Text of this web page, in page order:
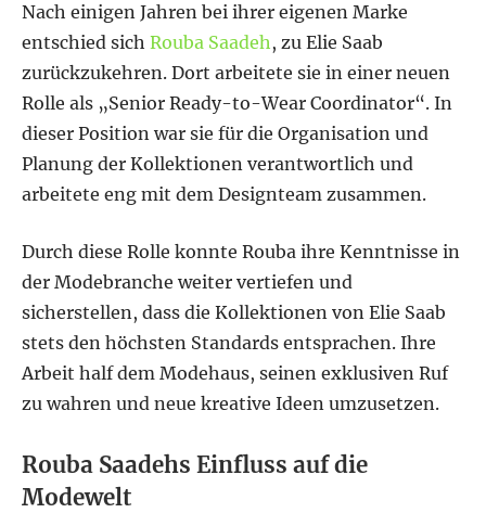
Nach einigen Jahren bei ihrer eigenen Marke
entschied sich Rouba Saadeh, zu Elie Saab
zurückzukehren. Dort arbeitete sie in einer neuen
Rolle als „Senior Ready-to-Wear Coordinator“. In
dieser Position war sie für die Organisation und
Planung der Kollektionen verantwortlich und
arbeitete eng mit dem Designteam zusammen.
Durch diese Rolle konnte Rouba ihre Kenntnisse in
der Modebranche weiter vertiefen und
sicherstellen, dass die Kollektionen von Elie Saab
stets den höchsten Standards entsprachen. Ihre
Arbeit half dem Modehaus, seinen exklusiven Ruf
zu wahren und neue kreative Ideen umzusetzen.
Rouba Saadehs Einfluss auf die
Modewelt